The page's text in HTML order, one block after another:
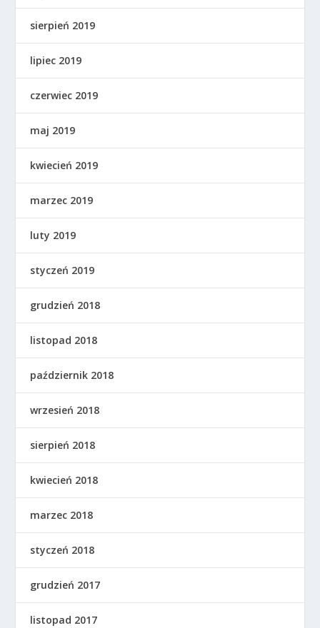
sierpień 2019
lipiec 2019
czerwiec 2019
maj 2019
kwiecień 2019
marzec 2019
luty 2019
styczeń 2019
grudzień 2018
listopad 2018
październik 2018
wrzesień 2018
sierpień 2018
kwiecień 2018
marzec 2018
styczeń 2018
grudzień 2017
listopad 2017